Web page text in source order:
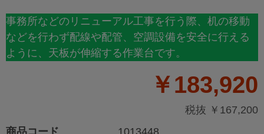
事務所などのリニューアル工事を行う際、机の移動
などを行わず配線や配管、空調設備を安全に行える
ように、天板が伸縮する作業台です。
￥183,920
税抜 ￥167,200